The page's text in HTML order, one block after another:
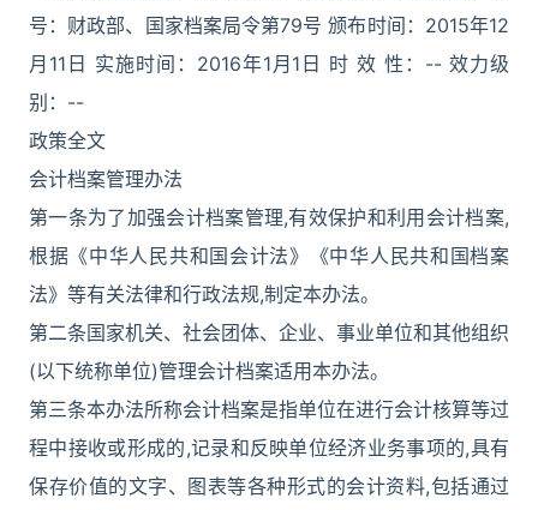
号：财政部、国家档案局令第79号 颁布时间：2015年12
月11日 实施时间：2016年1月1日 时 效 性：-- 效力级
别：--
政策全文
会计档案管理办法
第一条为了加强会计档案管理,有效保护和利用会计档案,
根据《中华人民共和国会计法》《中华人民共和国档案
法》等有关法律和行政法规,制定本办法。
第二条国家机关、社会团体、企业、事业单位和其他组织
(以下统称单位)管理会计档案适用本办法。
第三条本办法所称会计档案是指单位在进行会计核算等过
程中接收或形成的,记录和反映单位经济业务事项的,具有
保存价值的文字、图表等各种形式的会计资料,包括通过